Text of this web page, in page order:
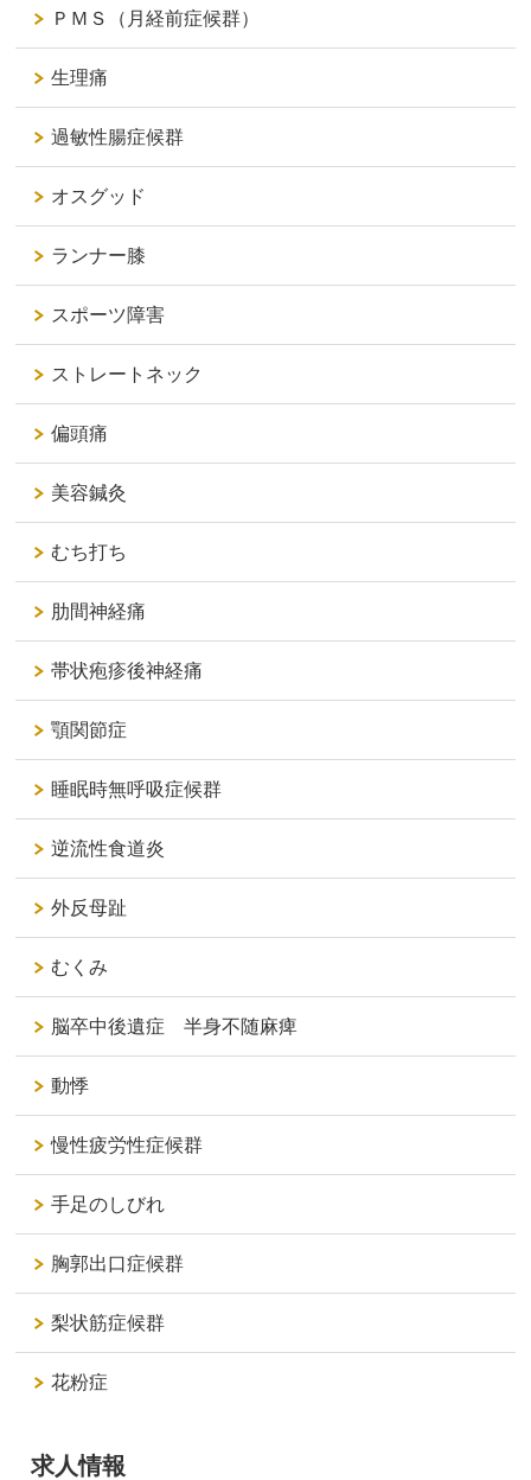
ＰＭＳ（月経前症候群）
生理痛
過敏性腸症候群
オスグッド
ランナー膝
スポーツ障害
ストレートネック
偏頭痛
美容鍼灸
むち打ち
肋間神経痛
帯状疱疹後神経痛
顎関節症
睡眠時無呼吸症候群
逆流性食道炎
外反母趾
むくみ
脳卒中後遺症 半身不随麻痺
動悸
慢性疲労性症候群
手足のしびれ
胸郭出口症候群
梨状筋症候群
花粉症
求人情報